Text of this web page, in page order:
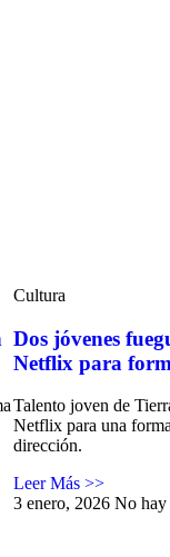
Cultura
Dos jóvenes
Netflix para
Talento joven de
Netflix para una
dirección.
Leer Más >>
3 enero, 2026No hay